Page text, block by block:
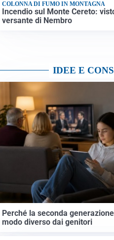
COLONNA DI FUMO IN MONTAGNA
Incendio sul Monte Cereto:
versante di Nembro
IDEE E
Perché la seconda
modo diverso dai genitori